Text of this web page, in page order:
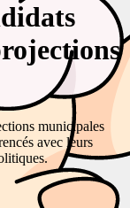
municipales
avec leurs